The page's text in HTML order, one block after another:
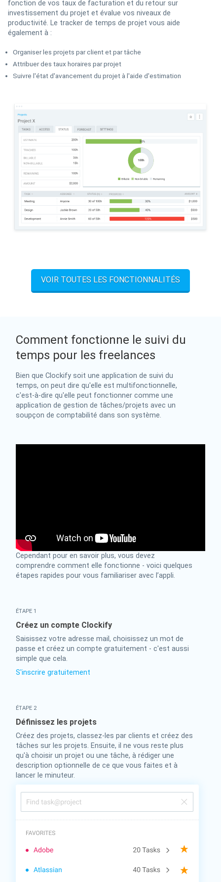
fonction de vos taux de facturation et du retour sur
investissement du projet et évalue vos niveaux de
productivité. Le tracker de temps de projet vous aide
également à :
Organiser les projets par client et par tâche
Attribuer des taux horaires par projet
Suivre l'état d'avancement du projet à l'aide d'estimation
VOIR TOUTES LES FONCTIONNALITÉS
Comment fonctionne le suivi du
temps pour les freelances
Bien que Clockify soit une application de suivi du
temps, on peut dire qu'elle est multifonctionnelle,
c'est-à-dire qu'elle peut fonctionner comme une
application de gestion de tâches/projets avec un
soupçon de comptabilité dans son système.
Cependant pour en savoir plus, vous devez
comprendre comment elle fonctionne - voici quelques
étapes rapides pour vous familiariser avec l’appli.
ÉTAPE 1
Créez un compte Clockify
Saisissez votre adresse mail, choisissez un mot de
passe et créez un compte gratuitement - c'est aussi
simple que cela.
S'inscrire gratuitement
ÉTAPE 2
Définissez les projets
Créez des projets, classez-les par clients et créez des
tâches sur les projets. Ensuite, il ne vous reste plus
qu'à choisir un projet ou une tâche, à rédiger une
description optionnelle de ce que vous faites et à
lancer le minuteur.